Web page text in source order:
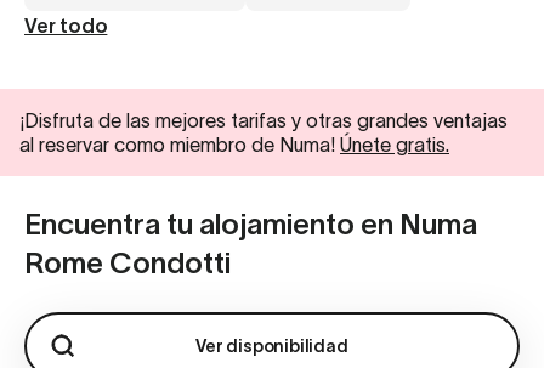
Ver todo
¡Disfruta de las mejores tarifas y otras grandes ventajas
al reservar como miembro de Numa! Únete gratis.
Encuentra tu alojamiento en Numa
Rome Condotti
Ver disponibilidad